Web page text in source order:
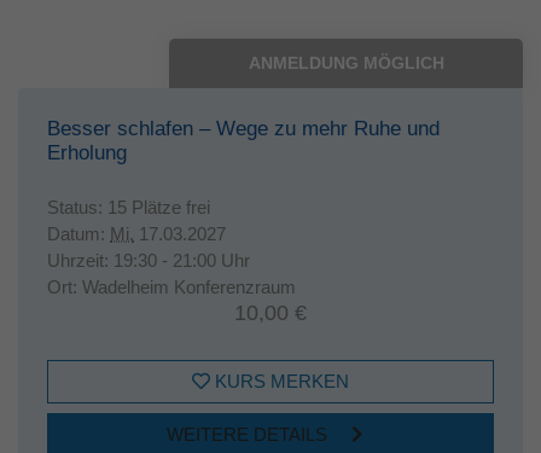
ANMELDUNG MÖGLICH
Besser schlafen – Wege zu mehr Ruhe und
Erholung
Status: 15 Plätze frei
Datum: Mi. 17.03.2027
Uhrzeit: 19:30 - 21:00 Uhr
Ort: Wadelheim Konferenzraum
10,00 €
KURS MERKEN
WEITERE DETAILS